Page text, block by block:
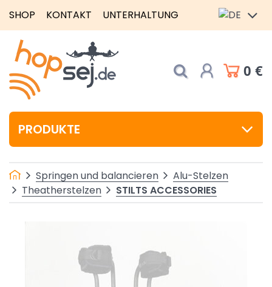
SHOP KONTAKT UNTERHALTUNG
0 €
PRODUKTE
Springen und balancieren
Alu-Stelzen
Theatherstelzen
STILTS ACCESSORIES